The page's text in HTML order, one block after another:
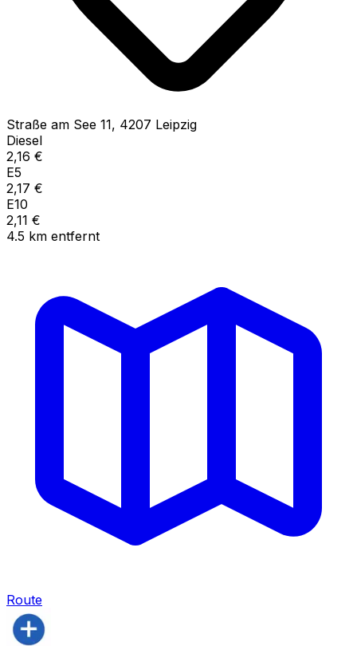
Straße am See 11, 4207 Leipzig
Diesel
2,16 €
E5
2,17 €
E10
2,11 €
4.5 km entfernt
Route